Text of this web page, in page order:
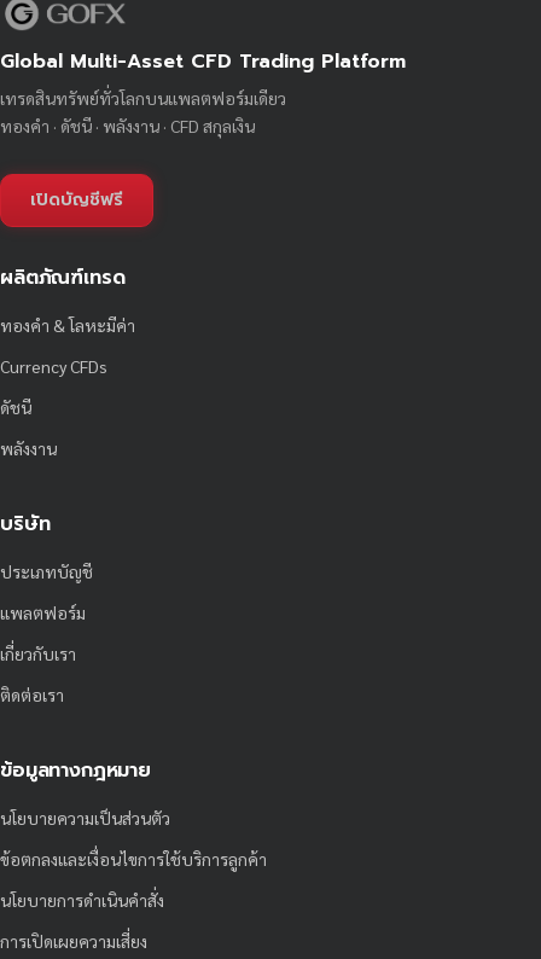
Global Multi-Asset CFD Trading Platform
เทรดสินทรัพย์ทั่วโลกบนแพลตฟอร์มเดียว
ทองคำ · ดัชนี · พลังงาน · CFD สกุลเงิน
เปิดบัญชีฟรี
ผลิตภัณฑ์เทรด
ทองคำ & โลหะมีค่า
Currency CFDs
ดัชนี
พลังงาน
บริษัท
ประเภทบัญชี
แพลตฟอร์ม
เกี่ยวกับเรา
ติดต่อเรา
ข้อมูลทางกฎหมาย
นโยบายความเป็นส่วนตัว
ข้อตกลงและเงื่อนไขการใช้บริการลูกค้า
นโยบายการดำเนินคำสั่ง
การเปิดเผยความเสี่ยง